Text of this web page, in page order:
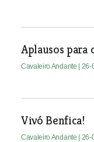
Aplausos para
Cavaleiro Andante |
Vivó Benfica!
Cavaleiro Andante |